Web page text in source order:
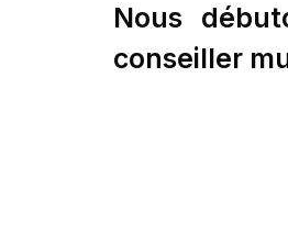
Nous
conseiller